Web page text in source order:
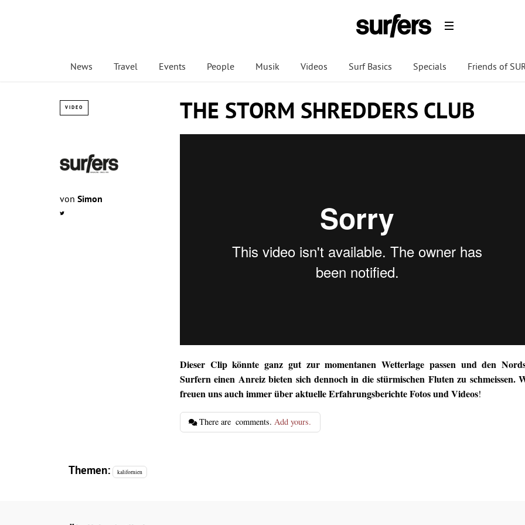
News Travel Events People Musik Videos Surf Basics Specials Friends of
VIDEO THE STORM SHREDDERS CLUB
von Simon
Dieser Clip könnte ganz gut zur momentanen Wetterlage passen und den
Surfern einen Anreiz bieten sich dennoch in die stürmischen Fluten zu schmeissen.
freuen uns auch immer über aktuelle Erfahrungsberichte Fotos und Videos!
There are comments.Add yours.
Themen: kalifornien